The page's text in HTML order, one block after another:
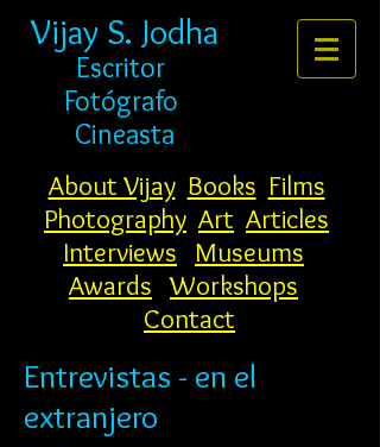
Vijay S. Jodha
Escritor
Fotógrafo
Cineasta
About Vijay Books Films
Photography Art Articles
Interviews
Museums
Awards Workshops
Contact
Entrevistas - en el
extranjero